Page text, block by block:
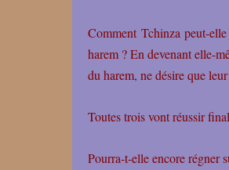
Comment Tchinza peut-
harem ? En devenant elle-
du harem, ne désire que
Toutes trois vont réussir
Pourra-t-elle encore régner